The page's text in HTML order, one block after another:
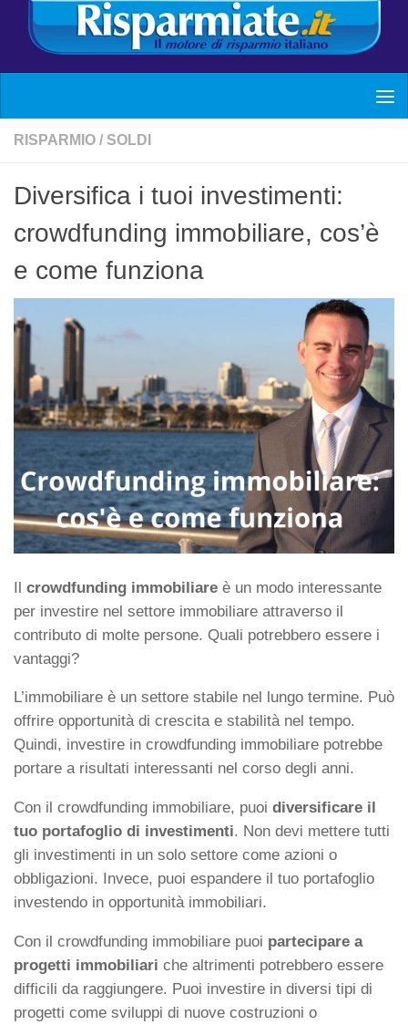
RISPARMIO / SOLDI
Diversifica i tuoi investimenti:
crowdfunding immobiliare, cos’è
e come funziona
Il crowdfunding immobiliare è un modo interessante
per investire nel settore immobiliare attraverso il
contributo di molte persone. Quali potrebbero essere i
vantaggi?
L’immobiliare è un settore stabile nel lungo termine. Può
offrire opportunità di crescita e stabilità nel tempo.
Quindi, investire in crowdfunding immobiliare potrebbe
portare a risultati interessanti nel corso degli anni.
Con il crowdfunding immobiliare, puoi diversificare il
tuo portafoglio di investimenti. Non devi mettere tutti
gli investimenti in un solo settore come azioni o
obbligazioni. Invece, puoi espandere il tuo portafoglio
investendo in opportunità immobiliari.
Con il crowdfunding immobiliare puoi partecipare a
progetti immobiliari che altrimenti potrebbero essere
difficili da raggiungere. Puoi investire in diversi tipi di
progetti come sviluppi di nuove costruzioni o